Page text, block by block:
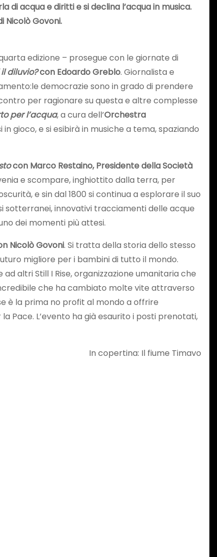
di acqua e diritti e si declina l’acqua in musica.
Nicolò Govoni.
edizione – prosegue con le giornate di
diluvio?con Edoardo Greblo. Giornalista e
democrazie sono in grado di prendere
per ragionare su questa e altre complesse
per l’acqua, a cura dell’Orchestra
gioco, e si esibirà in musiche a tema, spaziando
con Marco Restaino, Presidente della Società
e scompare, inghiottito dalla terra, per
e sin dal 1800 si continua a esplorare il suo
sotterranei, innovativi tracciamenti delle acque
dei momenti più attesi.
Nicolò Govoni. Si tratta della storia dello stesso
migliore per i bambini di tutto il mondo.
altri Still I Rise, organizzazione umanitaria che
che ha cambiato molte vite attraverso
è la prima no profit al mondo a offrire
Pace. L’evento ha già esaurito i posti prenotati,
In copertina: Il fiume Timavo